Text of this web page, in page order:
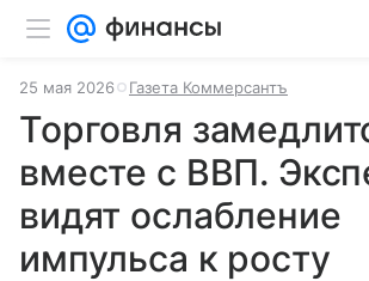
25 мая 2026 Газета Коммерсантъ
Торговля
вместе с ВВП.
видят ослабление
импульса к росту